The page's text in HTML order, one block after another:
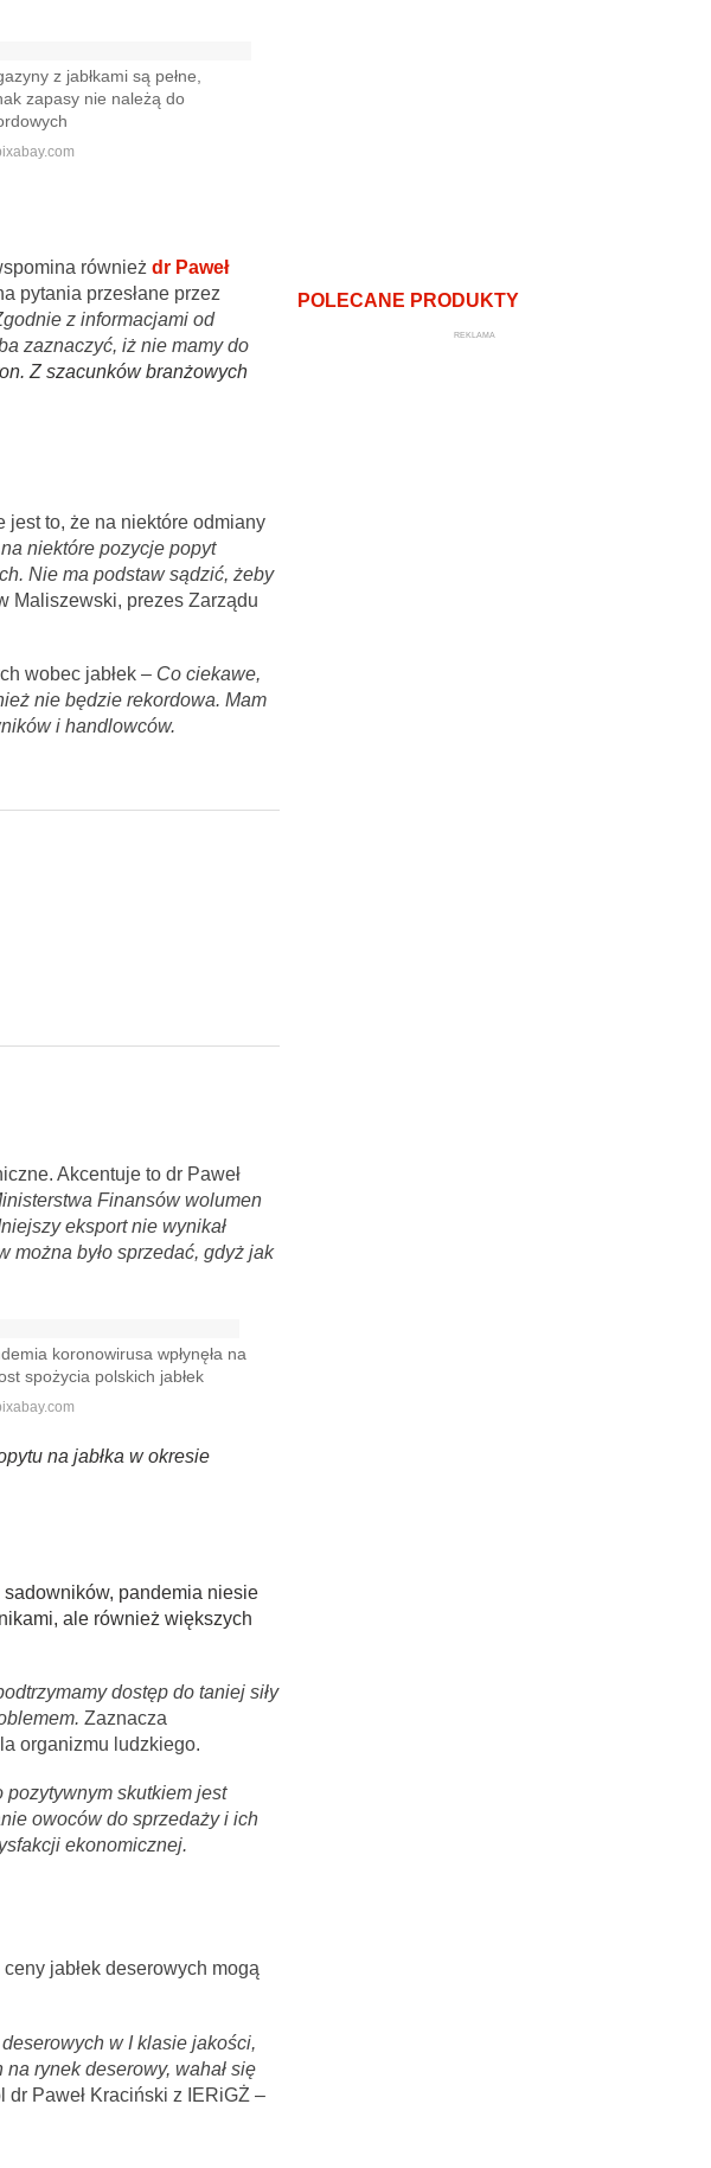
z jabłkami są pełne,
zapasy nie należą do
również dr Paweł
pytania przesłane przez
z informacjami od
zaznaczyć, iż nie mamy do
Z szacunków branżowych
jest to, że na niektóre odmiany
niektóre pozycje popyt
Nie ma podstaw sądzić, żeby
Maliszewski, prezes Zarządu
wobec jabłek – Co ciekawe,
nie będzie rekordowa. Mam
i handlowców.
Akcentuje to dr Paweł
Finansów wolumen
eksport nie wynikał
można było sprzedać, gdyż jak
koronowirusa wpłynęła na
spożycia polskich jabłek
na jabłka w okresie
pandemia niesie
ale również większych
dostęp do taniej siły
Zaznacza
organizmu ludzkiego.
skutkiem jest
owoców do sprzedaży i ich
ekonomicznej.
jabłek deserowych mogą
w I klasie jakości,
rynek deserowy, wahał się
Paweł Kraciński z IERiGŻ –
POLECANE PRODUKTY
REKLAMA